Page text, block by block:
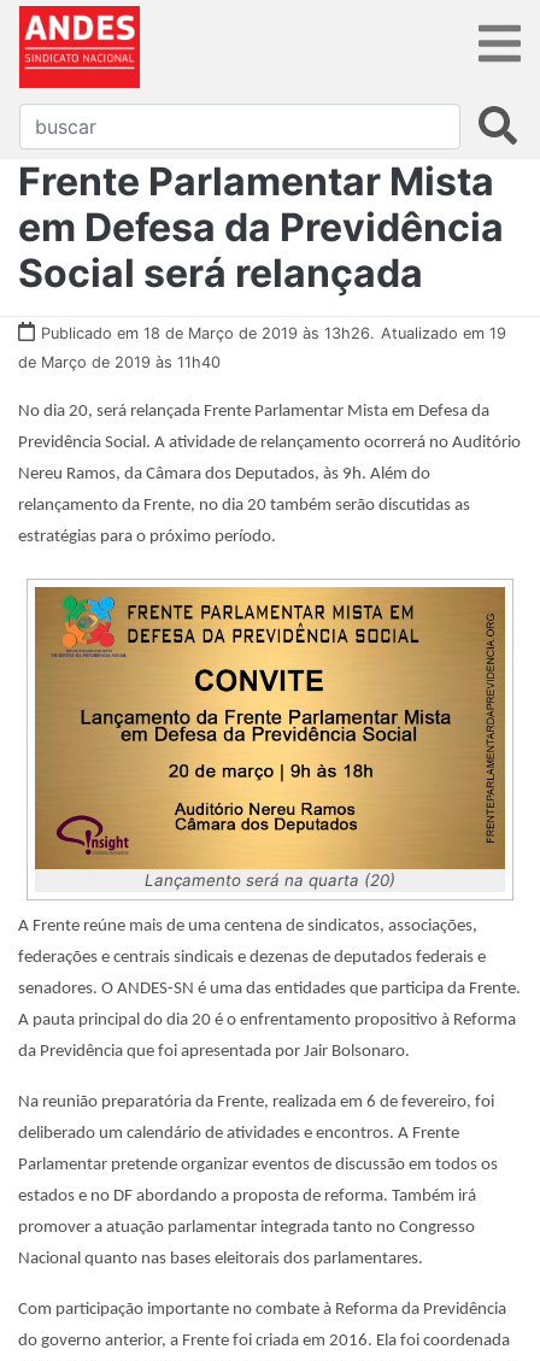
Frente Parlamentar Mista
em Defesa da Previdência
Social será relançada
Publicado em 18 de Março de 2019 às 13h26. Atualizado em 19
de Março de 2019 às 11h40
No dia 20, será relançada Frente Parlamentar Mista em Defesa da
Previdência Social. A atividade de relançamento ocorrerá no Auditório
Nereu Ramos, da Câmara dos Deputados, às 9h. Além do
relançamento da Frente, no dia 20 também serão discutidas as
estratégias para o próximo período.
Lançamento será na quarta (20)
A Frente reúne mais de uma centena de sindicatos, associações,
federações e centrais sindicais e dezenas de deputados federais e
senadores. O ANDES-SN é uma das entidades que participa da Frente.
A pauta principal do dia 20 é o enfrentamento propositivo à Reforma
da Previdência que foi apresentada por Jair Bolsonaro.
Na reunião preparatória da Frente, realizada em 6 de fevereiro, foi
deliberado um calendário de atividades e encontros. A Frente
Parlamentar pretende organizar eventos de discussão em todos os
estados e no DF abordando a proposta de reforma. Também irá
promover a atuação parlamentar integrada tanto no Congresso
Nacional quanto nas bases eleitorais dos parlamentares.
Com participação importante no combate à Reforma da Previdência
do governo anterior, a Frente foi criada em 2016. Ela foi coordenada